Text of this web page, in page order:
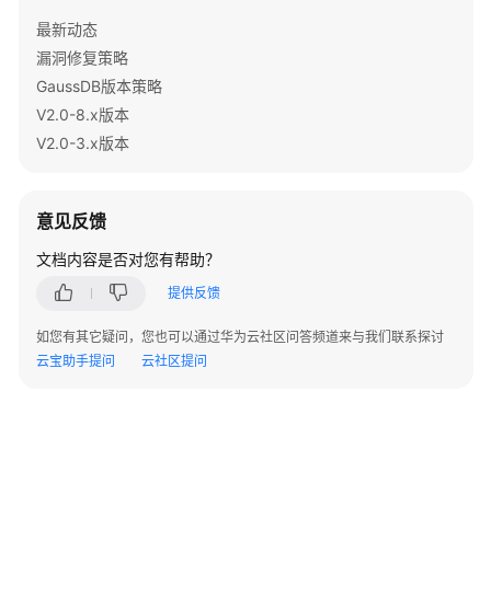
10.x）
南
式
10.x）
发
指
最新动态
漏洞修复策略
GaussDB版本策略
V2.0-8.x版本
V2.0-3.x版本
意见反馈
文档内容是否对您有帮助？
提供反馈
如您有其它疑问，您也可以通过华为云社区问答频道来与我们联系探讨
云宝助手提问
云社区提问